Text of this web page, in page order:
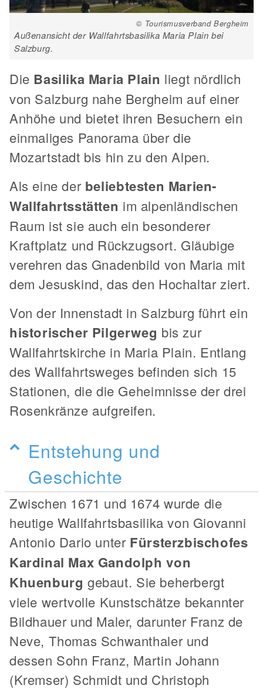
© Tourismusverband Bergheim
Außenansicht der Wallfahrtsbasilika Maria Plain bei
Salzburg.
Die Basilika Maria Plain liegt nördlich
von Salzburg nahe Bergheim auf einer
Anhöhe und bietet ihren Besuchern ein
einmaliges Panorama über die
Mozartstadt bis hin zu den Alpen.
Als eine der beliebtesten Marien-
Wallfahrtsstätten im alpenländischen
Raum ist sie auch ein besonderer
Kraftplatz und Rückzugsort. Gläubige
verehren das Gnadenbild von Maria mit
dem Jesuskind, das den Hochaltar ziert.
Von der Innenstadt in Salzburg führt ein
historischer Pilgerweg bis zur
Wallfahrtskirche in Maria Plain. Entlang
des Wallfahrtsweges befinden sich 15
Stationen, die die Geheimnisse der drei
Rosenkränze aufgreifen.
Entstehung und
Geschichte
Zwischen 1671 und 1674 wurde die
heutige Wallfahrtsbasilika von Giovanni
Antonio Dario unter Fürsterzbischofes
Kardinal Max Gandolph von
Khuenburg gebaut. Sie beherbergt
viele wertvolle Kunstschätze bekannter
Bildhauer und Maler, darunter Franz de
Neve, Thomas Schwanthaler und
dessen Sohn Franz, Martin Johann
(Kremser) Schmidt und Christoph